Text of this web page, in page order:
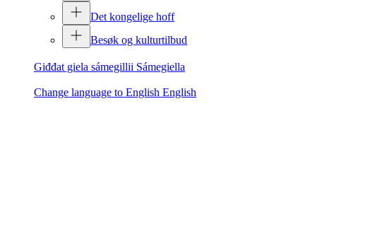
Det kongelige hoff
Besøk og kulturtilbud
Giđđat giela sámegillii Sámegiella
Change language to English English